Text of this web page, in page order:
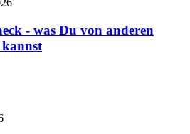
- was Du von anderen